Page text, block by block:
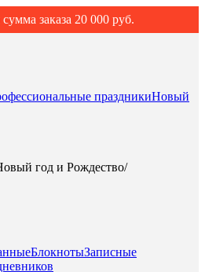
заказа 20 000 руб.
праздникиНовый
год и Рождество/
БлокнотыЗаписные